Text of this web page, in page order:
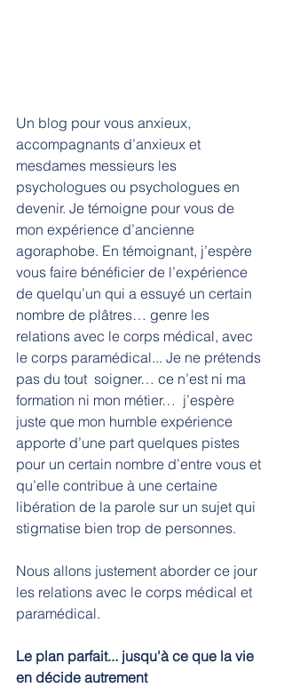
Un blog pour vous anxieux,
accompagnants d’anxieux et
mesdames messieurs les
psychologues ou psychologues en
devenir. Je témoigne pour vous de
mon expérience d’ancienne
agoraphobe. En témoignant, j’espère
vous faire bénéficier de l’expérience
de quelqu’un qui a essuyé un certain
nombre de plâtres… genre les
relations avec le corps médical, avec
le corps paramédical... Je ne prétends
pas du tout  soigner… ce n’est ni ma
formation ni mon métier…  j’espère
juste que mon humble expérience
apporte d’une part quelques pistes
pour un certain nombre d’entre vous et
qu’elle contribue à une certaine
libération de la parole sur un sujet qui
stigmatise bien trop de personnes.
Nous allons justement aborder ce jour
les relations avec le corps médical et
paramédical.
Le plan parfait... jusqu'à ce que la vie
en décide autrement